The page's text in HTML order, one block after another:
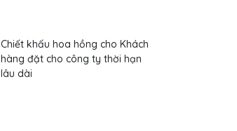
Chiết khấu hoa hồng cho Khách
hàng đặt cho công ty thời hạn
lâu dài